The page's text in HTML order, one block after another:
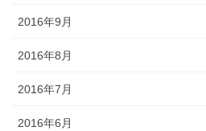
2016年9月
2016年8月
2016年7月
2016年6月